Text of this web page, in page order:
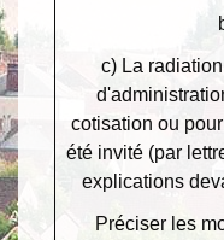
c) La
cotisation ou
été invité (par
explications
Préciser les